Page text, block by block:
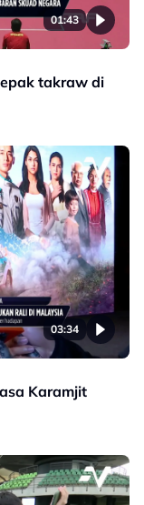
01:43
takraw di
03:34
Karamjit